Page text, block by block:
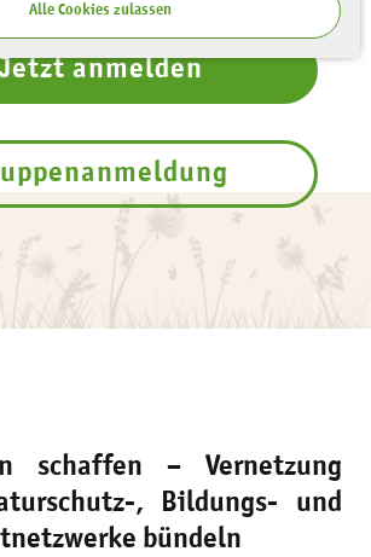
Alle Cookies zulassen
anmelden
schaffen – Vernetzung
, Bildungs- und
bündeln